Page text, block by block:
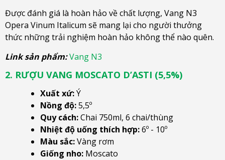
Được đánh giá là hoàn hảo về chất lượng, Vang N3
Opera Vinum Italicum sẽ mang lại cho người thưởng
thức những trải nghiệm hoàn hảo không thể nào quên.
Link sản phẩm:Vang N3
2. RƯỢU VANG MOSCATO D’ASTI (5,5%)
Xuất xứ:Ý
Nồng độ:5,5º
Quy cách:Chai 750ml, 6 chai/thùng
Nhiệt độ uống thích hợp:6º - 10º
Màu sắc:Vàng rơm
Giống nho: Moscato